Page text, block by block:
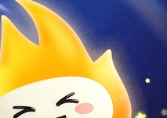
支持
反对 [0]